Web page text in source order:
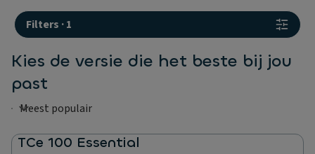
Filters ·1
Kies de versie die het beste bij jou
past
TCe 100 Essential